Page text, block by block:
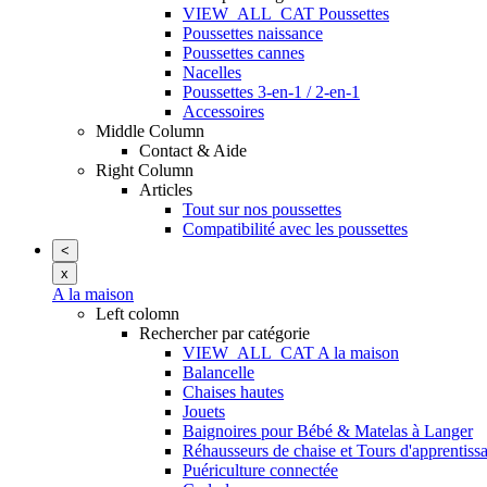
VIEW_ALL_CAT Poussettes
Poussettes naissance
Poussettes cannes
Nacelles
Poussettes 3-en-1 / 2-en-1
Accessoires
Middle Column
Contact & Aide
Right Column
Articles
Tout sur nos poussettes
Compatibilité avec les poussettes
<
x
A la maison
Left colomn
Rechercher par catégorie
VIEW_ALL_CAT A la maison
Balancelle
Chaises hautes
Jouets
Baignoires pour Bébé & Matelas à Langer
Réhausseurs de chaise et Tours
Puériculture connectée